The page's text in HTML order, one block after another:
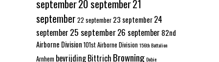
september20 september21
september 22 september 23 september24
september 25 september26 september 82nd
Airborne Division 101st Airborne Division156th Battalion
Arnhem bevrijdingBittrich BrowningDobie